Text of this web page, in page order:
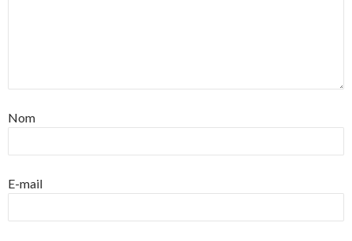
Nom
E-mail